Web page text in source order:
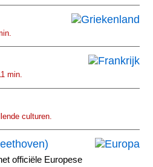
min.
culturen.
officiële Europese